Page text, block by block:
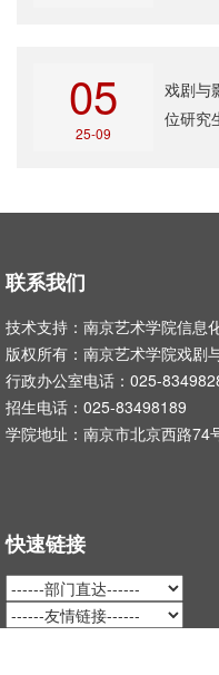
05
25-09
戏剧与
位研究
联系我们
技术支持：南京艺术学院信息
版权所有：南京艺术学院戏剧
行政办公室电话：025-
招生电话：025-83498189
学院地址：南京市北京西路74
快速链接